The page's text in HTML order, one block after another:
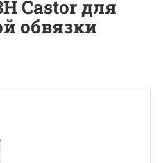
Castor для
обвязки